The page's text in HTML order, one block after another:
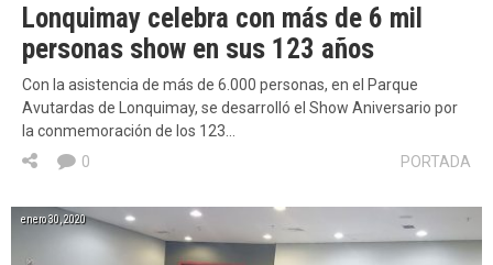
Lonquimay celebra con más de 6 mil
personas show en sus 123 años
Con la asistencia de más de 6.000 personas, en el Parque
Avutardas de Lonquimay, se desarrolló el Show Aniversario por
la conmemoración de los 123…
PORTADA
0
enero 30, 2020